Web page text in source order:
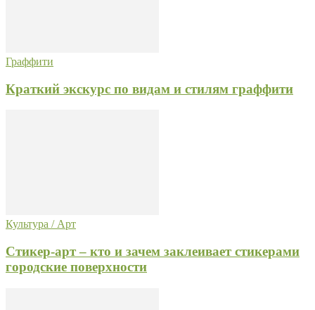
Граффити
Краткий экскурс по видам и стилям граффити
Культура / Арт
Стикер-арт – кто и зачем заклеивает стикерами
городские поверхности